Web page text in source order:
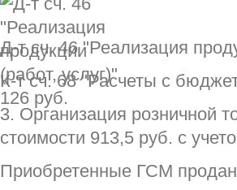
Д-т сч. 46 "Реализация
К-т сч. 68 "Расчеты с
3. Организация розничной
стоимости 913,5 руб. с
Приобретенные ГСМ